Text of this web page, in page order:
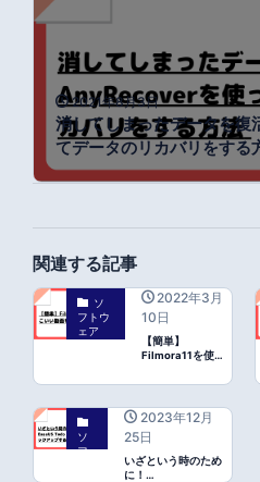
2021年8月3日
消してしまったデータを
てデータのリカバリをする
関連する記事
ソ
フトウ
ェア
2022年3月
10日
【簡単】
Filmora11を使っ
を手軽に作る方法
ソ
フ
2023年12月
25日
いざという時のため
に！